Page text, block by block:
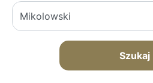
Szukaj